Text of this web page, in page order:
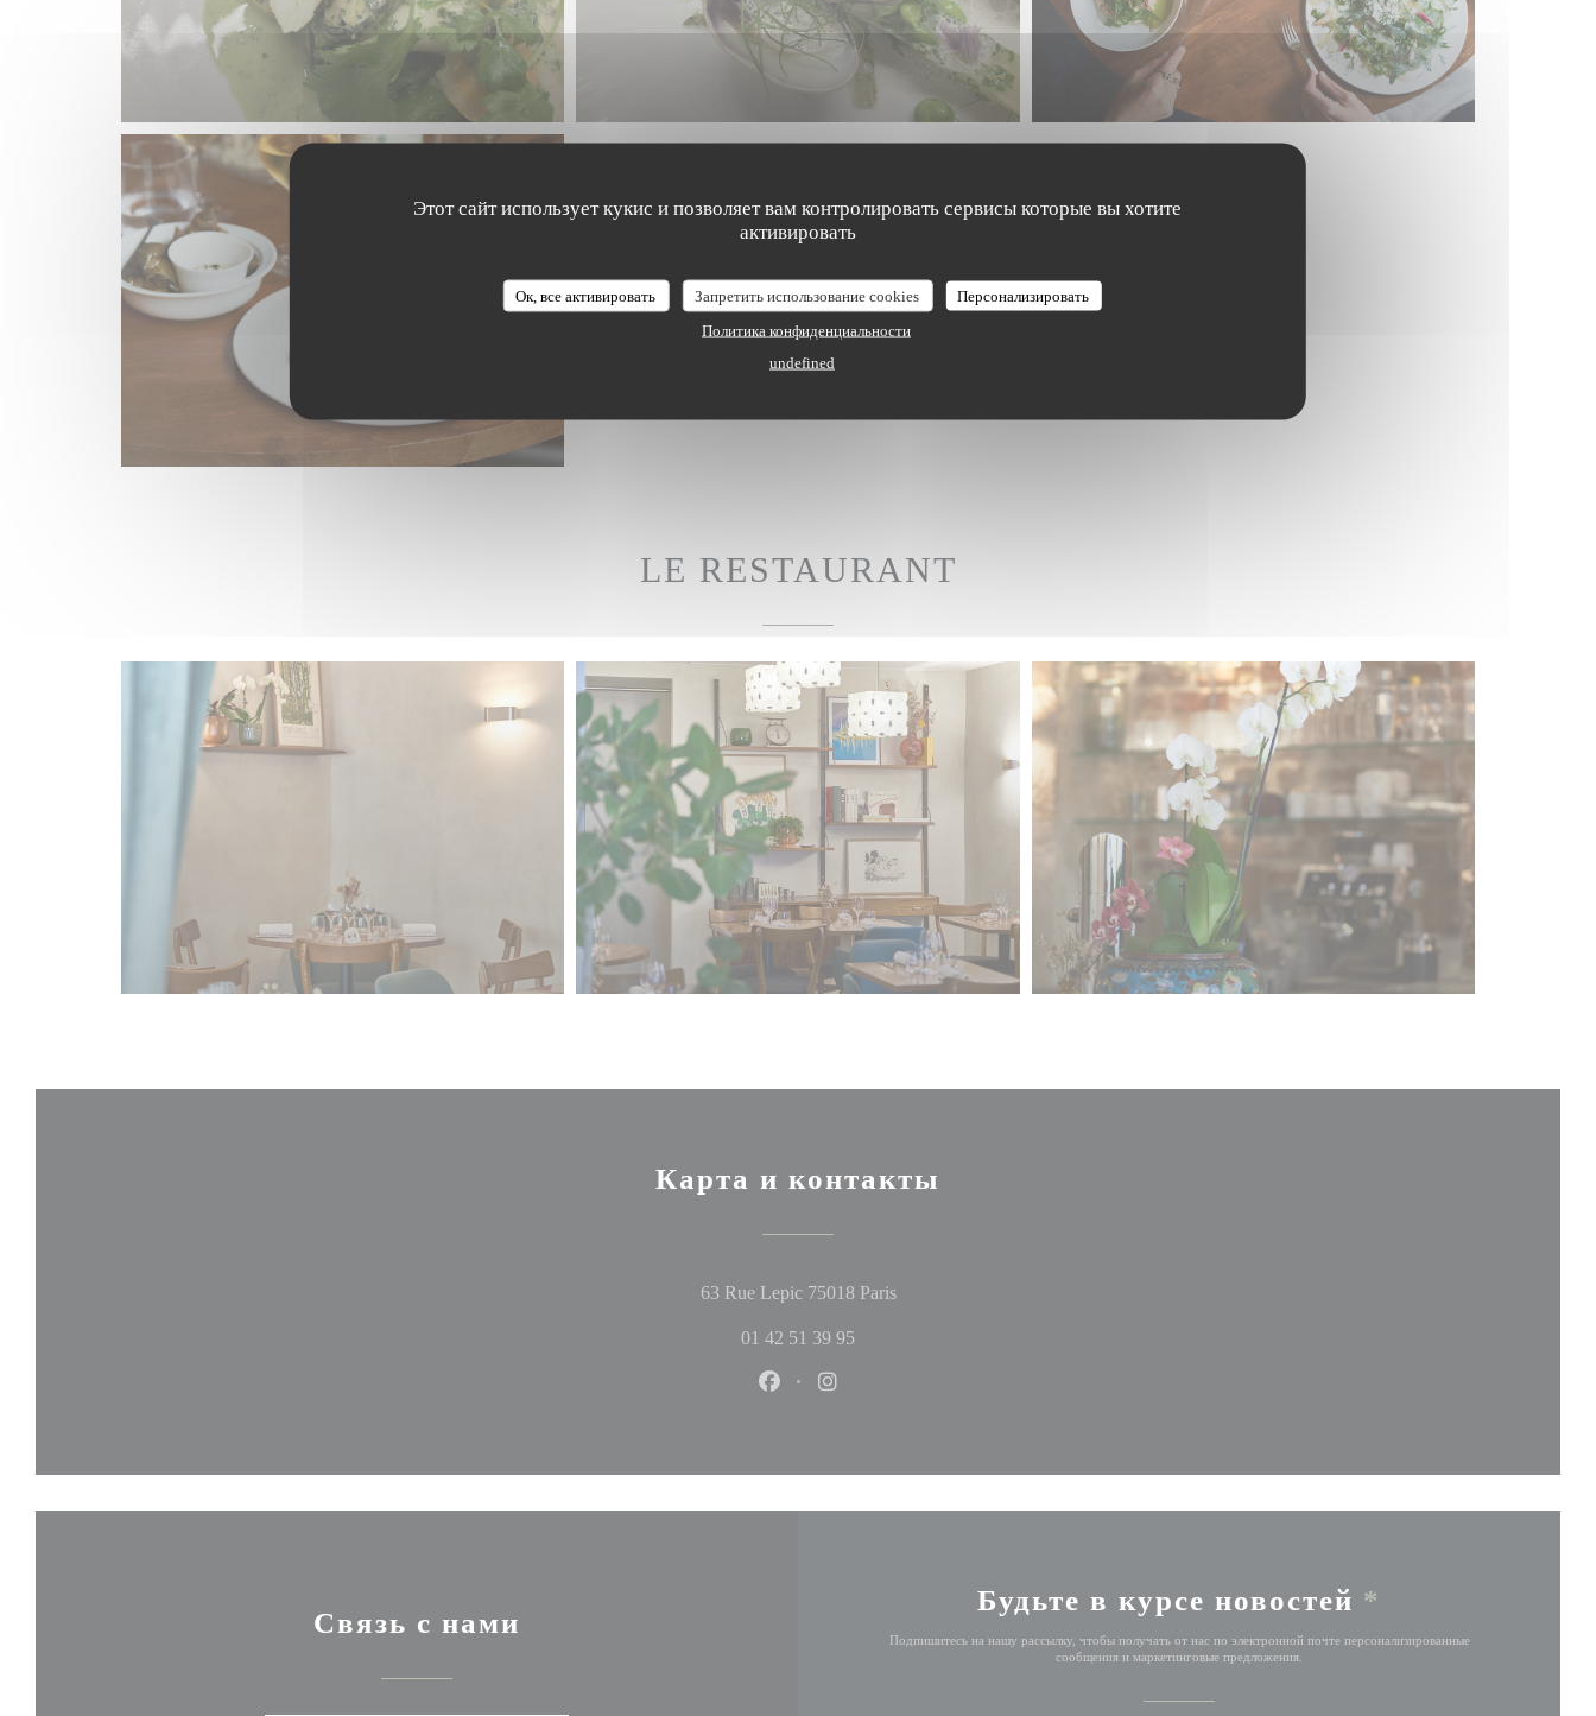
Этот сайт использует кукис и позволяет вам контролировать сервисы которые вы хотите
активировать
Ок, все активировать Запретить использование cookies
Персонализировать
Политика конфиденциальности
undefined
LE RESTAURANT
Карта и контакты
63 Rue Lepic 75018 Paris((открывается в новом окне))
01 42 51 39 95
Facebook ((открывается в новом окне))
Связь с нами
Будьте в курсе новостей *
Подпишитесь на нашу рассылку, чтобы получать от нас по электронной почте персонализированные
сообщения и маркетинговые предложения.